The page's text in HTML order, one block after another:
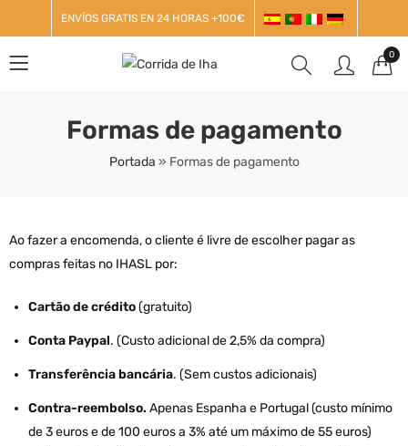
ENVÍOS GRATIS EN 24 HORAS +100€
0
Formas de pagamento
Portada » Formas de pagamento
Ao fazer a encomenda, o cliente é livre de escolher pagar as
compras feitas no IHASL por:
Cartão de crédito(gratuito)
Conta Paypal. (Custo adicional de 2,5% da compra)
Transferência bancária. (Sem custos adicionais)
Contra-reembolso. Apenas Espanha e Portugal (custo mínimo
de 3 euros e de 100 euros a 3% até um máximo de 55 euros)